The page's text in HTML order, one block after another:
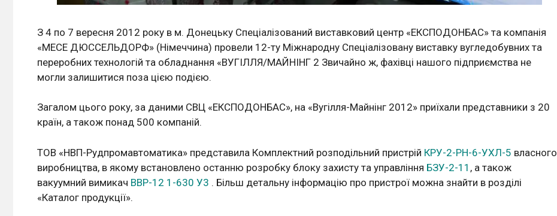
З 4 по 7 вересня 2012 року в м. Донецьку Спеціалізований виставковий центр «ЕКСПОДОНБАС» та компанія
«МЕСЕ ДЮССЕЛЬДОРФ» (Німеччина) провели 12-ту Міжнародну Спеціалізовану виставку вугледобувних та
переробних технологій та обладнання «ВУГІЛЛЯ/МАЙНІНГ 2 Звичайно ж, фахівці нашого підприємства не
могли залишитися поза цією подією.
Загалом цього року, за даними СВЦ «ЕКСПОДОНБАС», на «Вугілля-Майнінг 2012» приїхали представники з 20
країн, а також понад 500 компаній.
ТОВ «НВП-Рудпромавтоматика» представила Комплектний розподільний пристрій КРУ-2-РН-6-УХЛ-5 власного
виробництва, в якому встановлено останню розробку блоку захисту та управління БЗУ-2-11 , а також
вакуумний вимикач ВВР-12 1-630 У3 . Більш детальну інформацію про пристрої можна знайти в розділі
«Каталог продукції».